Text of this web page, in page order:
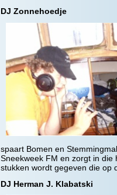
DJ Zonnehoedje
spaart Bomen en
Sneekweek FM en zorgt in
stukken wordt gegeven die op
DJ Herman J. Klabatski